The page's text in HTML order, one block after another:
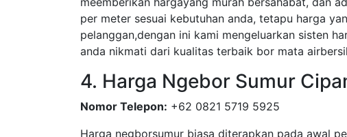
per meter sesuai kebutuhan anda, tetapu harga
pelanggan,dengan ini kami mengeluarkan sisten
anda nikmati dari kualitas terbaik bor mata
4. Harga Ngebor Sumur
Nomor Telepon: +62 0821 5719 5925
Harga negborsumur biasa diterapkan pada awal